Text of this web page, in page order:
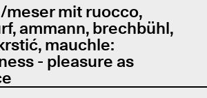
mit ruocco,
ammann, brechbühl,
mauchle:
- pleasure as